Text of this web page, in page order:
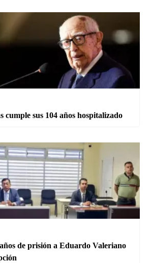
cumple sus 104 años hospitalizado
de prisión a Eduardo Valeriano